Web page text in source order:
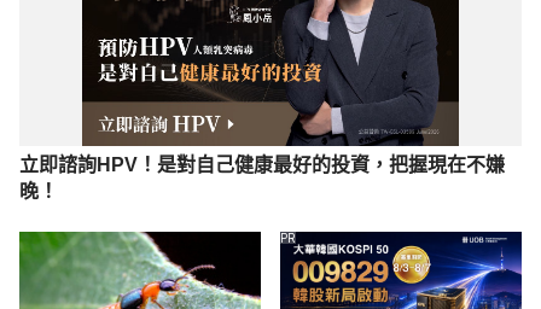
5.帶狀皰疹二三事（藥學雜誌）http://jtp.taiwan-
pharma.org.tw/142/019.html
Accessed May 16,
立即諮詢HPV！是對自己健康最好的投資，把握現在不嫌
晚！
PR